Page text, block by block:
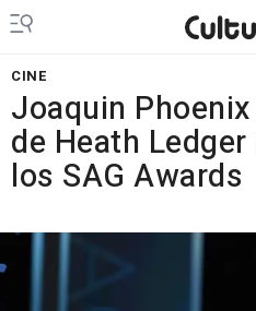
CINE
Joaquin
de Heath
los SAG Awards